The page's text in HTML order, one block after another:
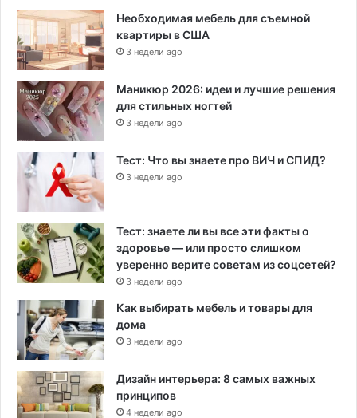
Необходимая мебель для съемной
квартиры в США
3 недели ago
Маникюр 2026: идеи и лучшие решения
для стильных ногтей
3 недели ago
Тест: Что вы знаете про ВИЧ и СПИД?
3 недели ago
Тест: знаете ли вы все эти факты о
здоровье — или просто слишком
уверенно верите советам из соцсетей?
3 недели ago
Как выбирать мебель и товары для
дома
3 недели ago
Дизайн интерьера: 8 самых важных
принципов
4 недели ago